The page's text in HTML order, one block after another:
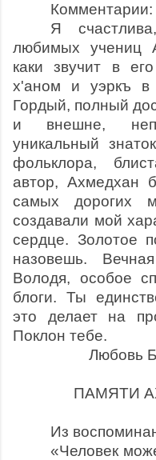
Комментарии:
Я
любимых учениц
каки звучит в
х'аном и уэркъ
Гордый, полный
и внешне,
уникальный
фольклора,
автор, Ахмедхан
самых дорогих
создавали мой
сердце. Золотое
назовешь.
Володя, особое
блоги. Ты
это делает на
Поклон тебе.
Любовь
ПАМЯТИ
Из
«Человек